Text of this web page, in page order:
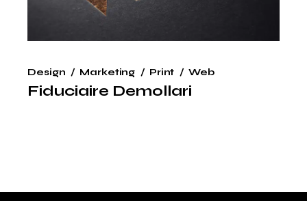
Design Marketing Print Web
Fiduciaire Demollari